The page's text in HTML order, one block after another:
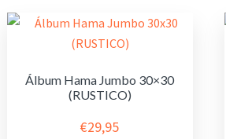
Álbum Hama Jumbo 30×30
(RUSTICO)
€29,95